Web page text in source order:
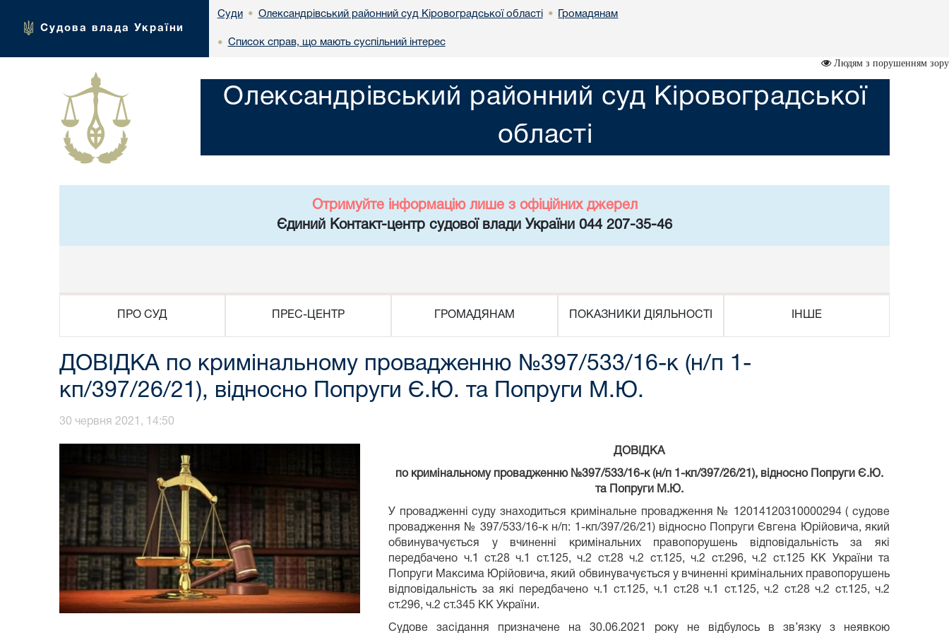
Судова влада України
Суди • Олександрівський районний суд Кіровоградської області • Громадянам
• Список справ, що мають суспільний інтерес
Людям з порушенням зору
Олександрівський районний суд Кіровоградської
області
Отримуйте інформацію лише з офіційних джерел
Єдиний Контакт-центр судової влади України 044 207-35-46
ПРО СУД ПРЕС-ЦЕНТР ГРОМАДЯНАМ ПОКАЗНИКИ ДІЯЛЬНОСТІ ІНШЕ
ДОВІДКА по кримінальному провадженню №397/533/16-к (н/п 1-
кп/397/26/21), відносно Попруги Є.Ю. та Попруги М.Ю.
30 червня 2021, 14:50
ДОВІДКА
по кримінальному провадженню №397/533/16-к (н/п 1-кп/397/26/21), відносно Попруги Є.Ю.
та Попруги М.Ю.
У провадженні суду знаходиться кримінальне провадження № 12014120310000294 ( судове
провадження № 397/533/16-к н/п: 1-кп/397/26/21) відносно Попруги Євгена Юрійовича, який
обвинувачується у вчиненні кримінальних правопорушень відповідальність за які
передбачено ч.1 ст.28 ч.1 ст.125, ч.2 ст.28 ч.2 ст.125, ч.2 ст.296, ч.2 ст.125 КК України та
Попруги Максима Юрійовича, який обвинувачується у вчиненні кримінальних правопорушень
відповідальність за які передбачено ч.1 ст.125, ч.1 ст.28 ч.1 ст.125, ч.2 ст.28 ч.2 ст.125, ч.2
ст.296, ч.2 ст.345 КК України.
Судове засідання призначене на 30.06.2021 року не відбулось в зв’язку з неявкою